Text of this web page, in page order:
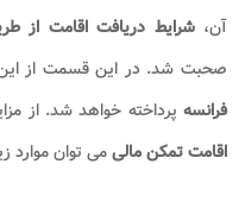
آن،شرایط دریافت اقامت از
صحبت شد. در این قسمت از این
فرانسهپرداخته خواهد شد. از
اقامت تمکن مالیمی توان موارد